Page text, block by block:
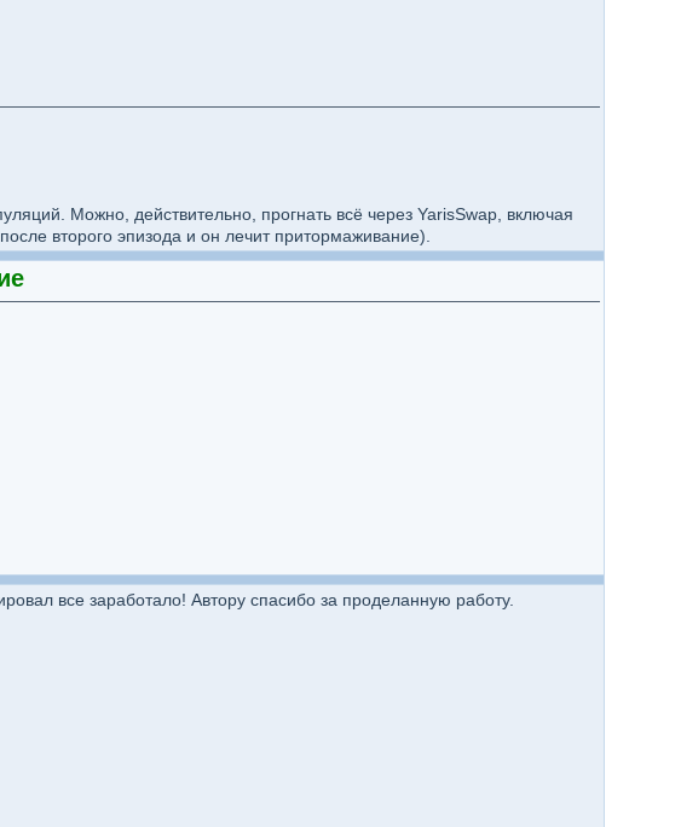
Можно, действительно, прогнать всё через YarisSwap, включая
второго эпизода и он лечит притормаживание).
все заработало! Автору спасибо за проделанную работу.